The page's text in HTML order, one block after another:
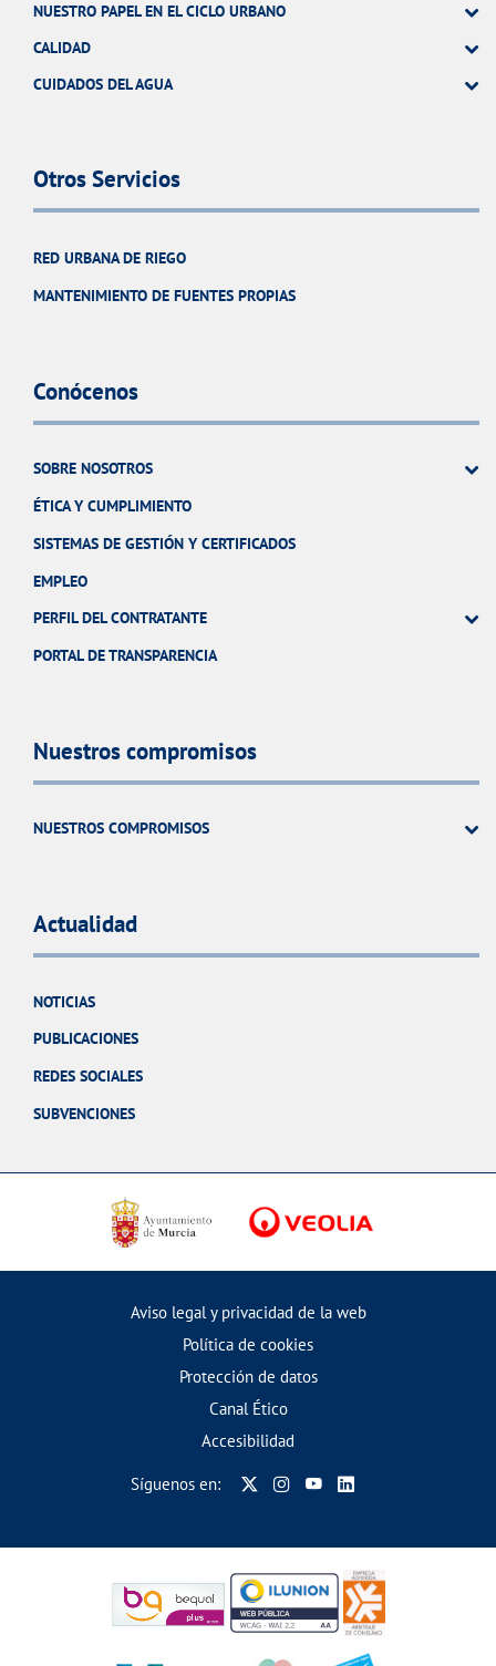
NUESTRO PAPEL EN EL CICLO URBANO
CALIDAD
CUIDADOS DEL AGUA
Otros Servicios
RED URBANA DE RIEGO
MANTENIMIENTO DE FUENTES PROPIAS
Conócenos
SOBRE NOSOTROS
ÉTICA Y CUMPLIMIENTO
SISTEMAS DE GESTIÓN Y CERTIFICADOS
EMPLEO
PERFIL DEL CONTRATANTE
PORTAL DE TRANSPARENCIA
Nuestros compromisos
NUESTROS COMPROMISOS
Actualidad
NOTICIAS
PUBLICACIONES
REDES SOCIALES
SUBVENCIONES
Aviso legal y privacidad de la web
Política de cookies
Protección de datos
Canal Ético
Accesibilidad
Síguenos en: